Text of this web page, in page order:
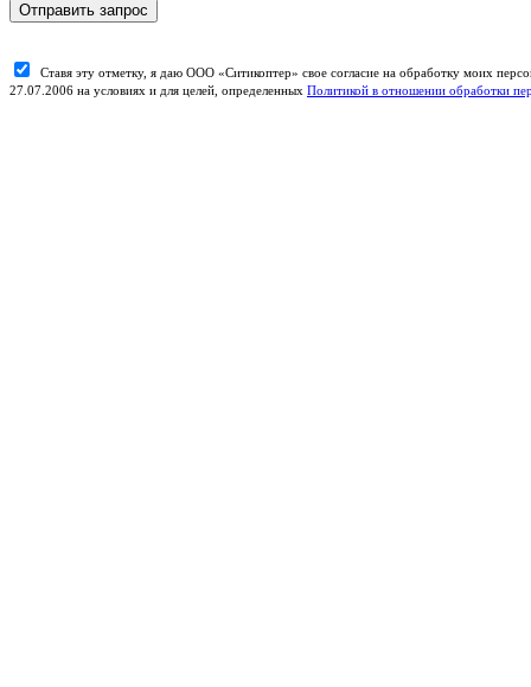
Отправить запрос
Ставя эту отметку, я даю ООО «Ситикоптер» свое согласие на обработку моих
27.07.2006 на условиях и для целей, определенных Политикой в отношении обработки